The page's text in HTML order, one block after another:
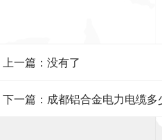
上一篇：没有了
下一篇：成都铝合金电力电缆